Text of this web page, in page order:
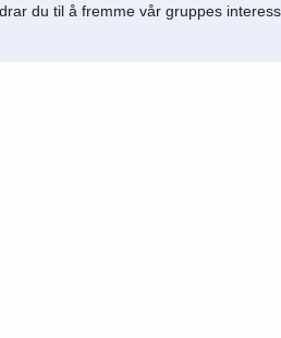
du til å fremme vår gruppes